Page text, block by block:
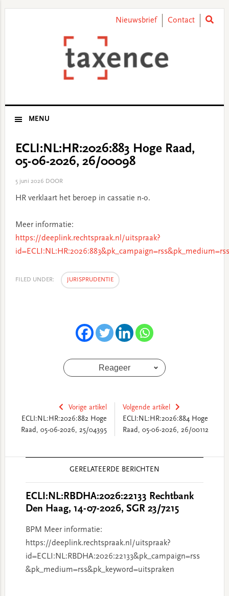
Nieuwsbrief Contact
MENU
ECLI:NL:HR:2026:883 Hoge Raad,
05-06-2026, 26/00098
5 juni 2026 DOOR
HR verklaart het beroep in cassatie n-o.
Meer informatie:
https://deeplink.rechtspraak.nl/uitspraak?
FILED UNDER: JURISPRUDENTIE
Reageer
Vorige artikel
ECLI:NL:HR:2026:882 Hoge
Raad, 05-06-2026, 25/04395
Volgende artikel
ECLI:NL:HR:2026:884 Hoge
Raad, 05-06-2026, 26/00112
GERELATEERDE BERICHTEN
ECLI:NL:RBDHA:2026:22133 Rechtbank
Den Haag, 14-07-2026, SGR 23/7215
BPM Meer informatie:
https://deeplink.rechtspraak.nl/uitspraak?
id=ECLI:NL:RBDHA:2026:22133&pk_campaign=rss
&pk_medium=rss&pk_keyword=uitspraken